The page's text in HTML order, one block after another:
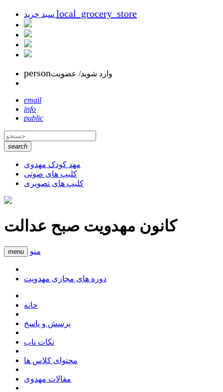
local_grocery_store
personوارد شوید/ عضویت
email
info
public
search
مهد کودک مهدوی
کلیپ های صوتی
کلیپ های تصویری
کانون مهدویت صبح عدالت
menu منو
دوره های مجازی مهدویت
خانه
پرسش و پاسخ
نکات ناب
محتوای کلاس ها
مقالات مهدوی